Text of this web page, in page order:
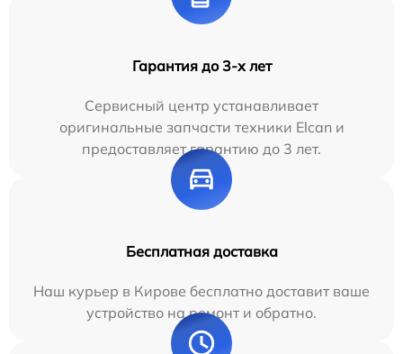
Гарантия до 3-х лет
Сервисный центр устанавливает
оригинальные запчасти техники Elcan и
предоставляет гарантию до 3 лет.
Бесплатная доставка
Наш курьер в Кирове бесплатно доставит ваше
устройство на ремонт и обратно.